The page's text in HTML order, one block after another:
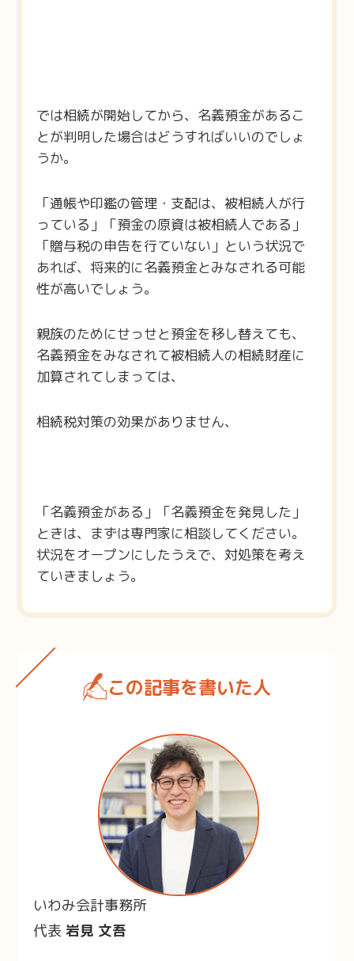
では相続が開始してから、名義預金があるこ
とが判明した場合はどうすればいいのでしょ
うか。
「通帳や印鑑の管理・支配は、被相続人が行
っている」「預金の原資は被相続人である」
「贈与税の申告を行ていない」という状況で
あれば、将来的に名義預金とみなされる可能
性が高いでしょう。
親族のためにせっせと預金を移し替えても、
名義預金をみなされて被相続人の相続財産に
加算されてしまっては、
相続税対策の効果がありません、
「名義預金がある」「名義預金を発見した」
ときは、まずは専門家に相談してください。
状況をオープンにしたうえで、対処策を考え
ていきましょう。
この記事を書いた人
いわみ会計事務所
代表 岩見 文吾